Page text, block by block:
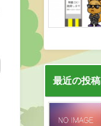
最近の投稿